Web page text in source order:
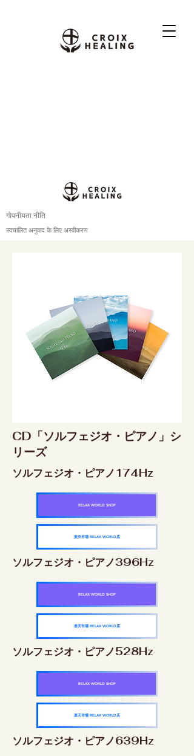
गोपनीयता नीति
स्वचालित अनुवाद के लिए अस्वीकरण
CD「ソルフェジオ・ピアノ」シ
リーズ
ソルフェジオ・ピアノ174Hz
RELAX WORLD SHOP
楽天市場 RELAX WORLD店
ソルフェジオ・ピアノ396Hz
RELAX WORLD SHOP
楽天市場 RELAX WORLD店
ソルフェジオ・ピアノ528Hz
RELAX WORLD SHOP
楽天市場 RELAX WORLD店
ソルフェジオ・ピアノ639Hz